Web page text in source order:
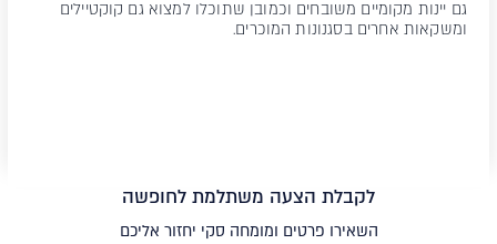
גם יינות מקומיים משובחים וכמובן שתוכלו למצוא גם קוקטיילים
ומשקאות אחרים בסגנונות המוכרים.
לקבלת הצעה משתלמת לחופשה
השאירו פרטים ומומחה סקי יחזור אליכם